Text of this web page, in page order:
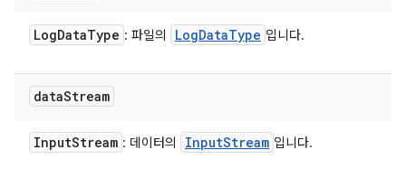
LogDataType : 파일의 LogDataType 입니다.
dataStream
InputStream : 데이터의 InputStream 입니다.